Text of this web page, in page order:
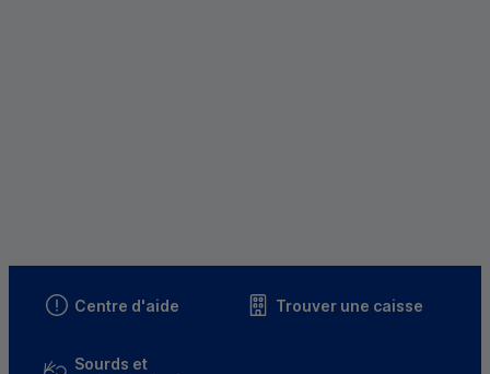
Centre d'aide Trouver une caisse
Sourds et